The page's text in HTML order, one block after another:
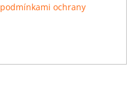
podmínkami ochrany